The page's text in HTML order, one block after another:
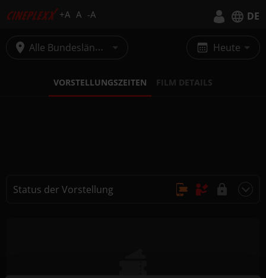
+A A -A DE
Deutsch
Alle Bundesländer Heute
VORSTELLUNGSZEITEN FILM DETAILS
Status der Vorstellung